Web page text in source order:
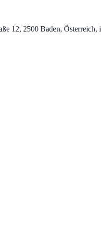
12, 2500 Baden, Österreich,